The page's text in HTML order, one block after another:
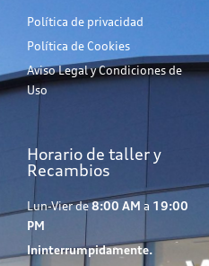
Política de privacidad
Política de Cookies
Aviso Legal y Condiciones de
Uso
Horario de taller y
Recambios
Lun-Vier de8:00 AM a 19:00
PM
Ininterrumpidamente.